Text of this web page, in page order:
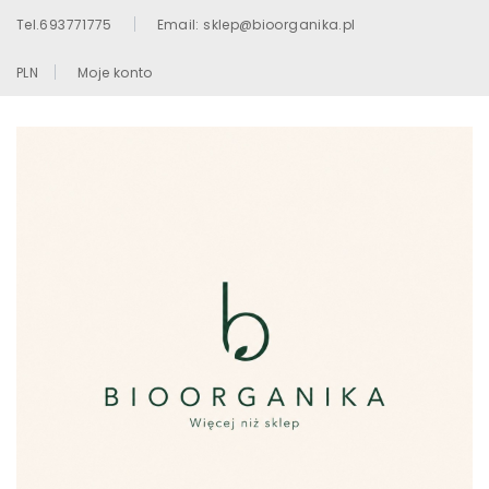
Tel.693771775 Email: sklep@bioorganika.pl
PLN Moje konto